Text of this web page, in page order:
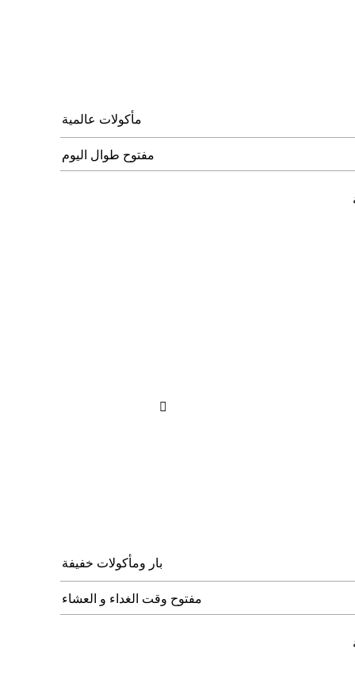
مأكولات عالمية
مفتوح طوال اليوم

بار ومأكولات خفيفة
مفتوح وقت الغداء و العشاء